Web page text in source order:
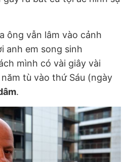
ông vẫn lâm vào cảnh
anh em song sinh
mình có vài giây vài
tù vào thứ Sáu (ngày
.